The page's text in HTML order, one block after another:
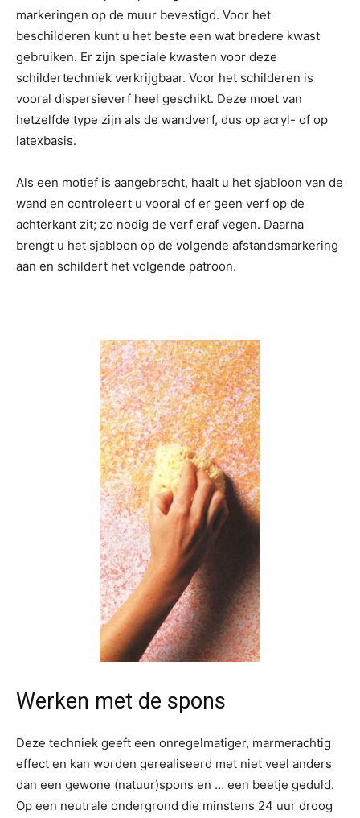
markeringen op de muur bevestigd. Voor het
beschilderen kunt u het beste een wat bredere kwast
gebruiken. Er zijn speciale kwasten voor deze
schildertechniek verkrijgbaar. Voor het schilderen is
vooral dispersieverf heel geschikt. Deze moet van
hetzelfde type zijn als de wandverf, dus op acryl- of op
latexbasis.
Als een motief is aangebracht, haalt u het sjabloon van de
wand en controleert u vooral of er geen verf op de
achterkant zit; zo nodig de verf eraf vegen. Daarna
brengt u het sjabloon op de volgende afstandsmarkering
aan en schildert het volgende patroon.
Werken met de spons
Deze techniek geeft een onregelmatiger, marmerachtig
effect en kan worden gerealiseerd met niet veel anders
dan een gewone (natuur)spons en … een beetje geduld.
Op een neutrale ondergrond die minstens 24 uur droog